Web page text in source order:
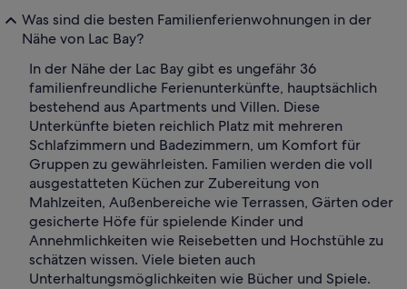
Was sind die besten Familienferienwohnungen in der
Nähe von Lac Bay?
In der Nähe der Lac Bay gibt es ungefähr 36
familienfreundliche Ferienunterkünfte, hauptsächlich
bestehend aus Apartments und Villen. Diese
Unterkünfte bieten reichlich Platz mit mehreren
Schlafzimmern und Badezimmern, um Komfort für
Gruppen zu gewährleisten. Familien werden die voll
ausgestatteten Küchen zur Zubereitung von
Mahlzeiten, Außenbereiche wie Terrassen, Gärten oder
gesicherte Höfe für spielende Kinder und
Annehmlichkeiten wie Reisebetten und Hochstühle zu
schätzen wissen. Viele bieten auch
Unterhaltungsmöglichkeiten wie Bücher und Spiele.